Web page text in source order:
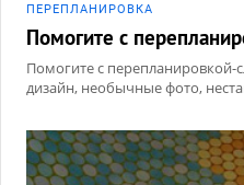
ПЕРЕПЛАНИРОВКА
Помогите с
Помогите с
дизайн, необычные фото,